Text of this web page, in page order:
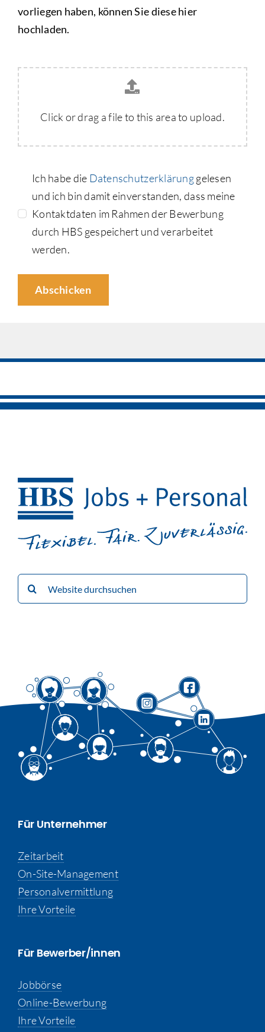
vorliegen haben, können Sie diese hier
hochladen.
Click or drag a file to this area to upload.
Ich habe die Datenschutzerklärunggelesen
und ich bin damit einverstanden, dass meine
Kontaktdaten im Rahmen der Bewerbung
durch HBS gespeichert und verarbeitet
werden.
Abschicken
Suche
nach:
Für Unternehmer
Zeitarbeit
On-Site-Management
Personalvermittlung
Ihre Vorteile
Für Bewerber/innen
Jobbörse
Online-Bewerbung
Ihre Vorteile